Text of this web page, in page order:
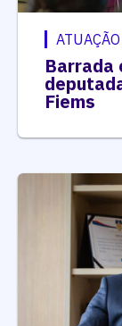
Barrada
Fiems